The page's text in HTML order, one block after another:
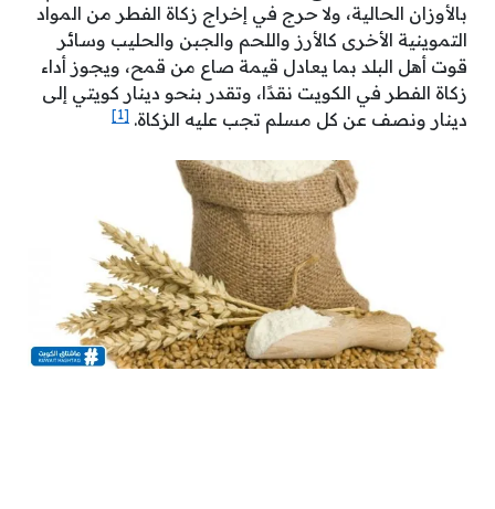
بالأوزان الحالية، ولا حرج في إخراج زكاة الفطر من المواد
التموينية الأخرى كالأرز واللحم والجبن والحليب وسائر
قوت أهل البلد بما يعادل قيمة صاع من قمح، ويجوز أداء
زكاة الفطر في الكويت نقدًا، وتقدر بنحو دينار كويتي إلى
دينار ونصف عن كل مسلم تجب عليه الزكاة. [1]